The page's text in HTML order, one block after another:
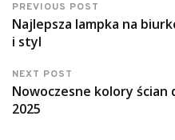
PREVIOUS POST
Najlepsza lampka na
i styl
NEXT POST
Nowoczesne kolory ścian
2025